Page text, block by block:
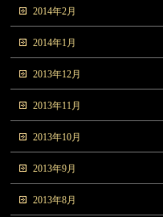
2014年2月
2014年1月
2013年12月
2013年11月
2013年10月
2013年9月
2013年8月